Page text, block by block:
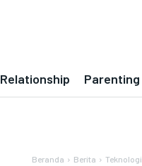
Relationship Parenting
Beranda Berita Teknologi